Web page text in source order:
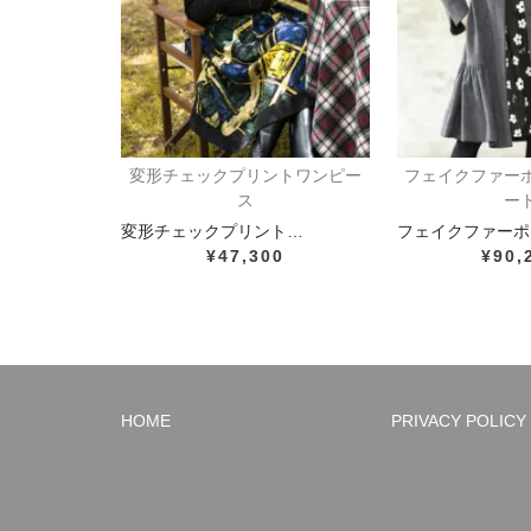
変形チェックプリントワンピー
ス
変形チェックプリント…
¥47,300
フェイクファー
ー
フェイクファー
HOME PRIVACY POLICY